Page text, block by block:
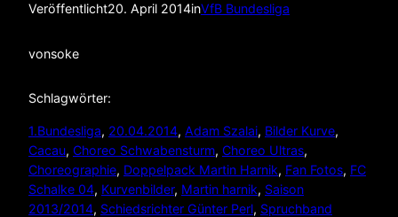
Veröffentlicht20. April 2014inVfB Bundesliga
vonsoke
Schlagwörter:
1.Bundesliga, 20.04.2014, Adam Szalai, Bilder Kurve
Cacau, Choreo Schwabensturm, Choreo Ultras
Choreographie, Doppelpack Martin Harnik, Fan Fotos, FC
Schalke 04, Kurvenbilder, Martin harnik, Saison
2013/2014, Schiedsrichter Günter Perl, Spruchband